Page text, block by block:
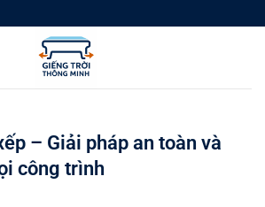
– Giải pháp an toàn và
công trình